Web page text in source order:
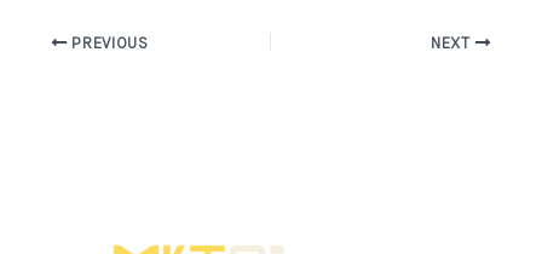
PREVIOUS NEXT